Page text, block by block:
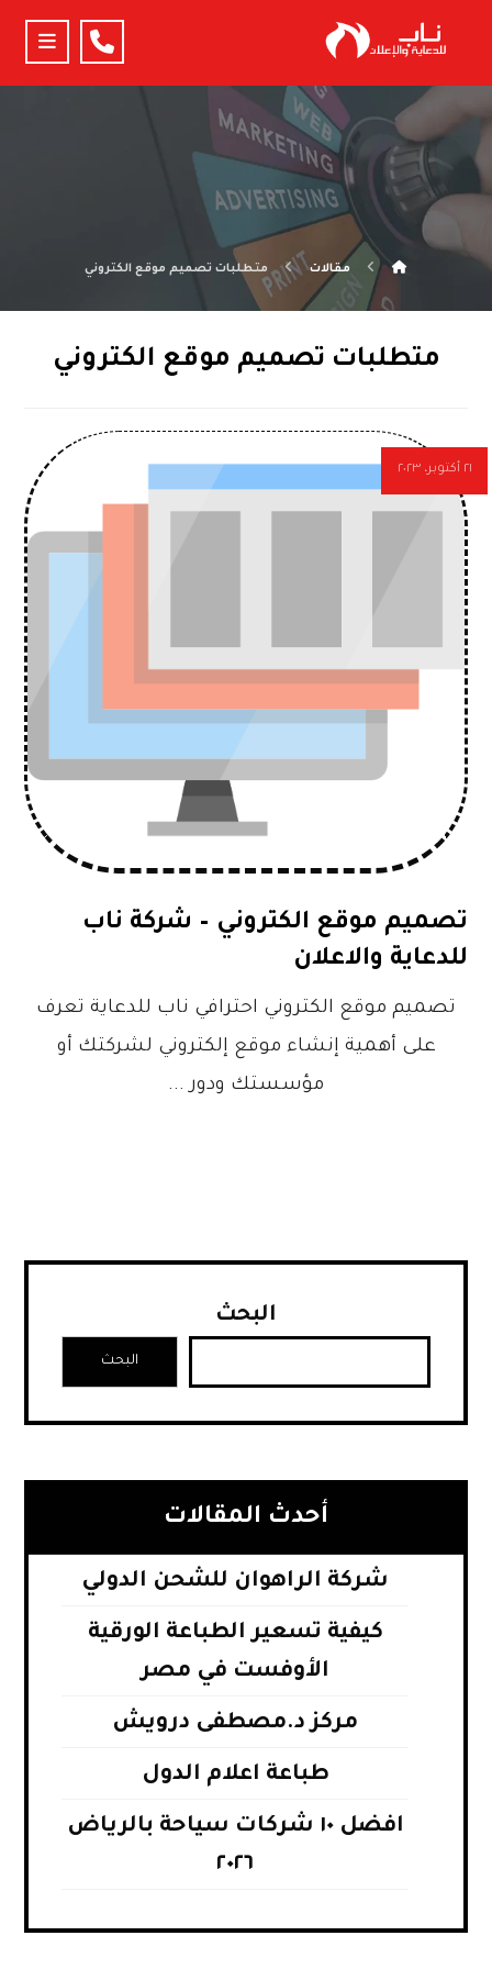
مقالات متطلبات تصميم موقع الكتروني
متطلبات تصميم موقع الكتروني
تصميم موقع الكتروني – شركة ناب
للدعاية والاعلان
٢١ أكتوبر، ٢٠٢٣
تصميم موقع الكتروني احترافي ناب للدعاية تعرف
على أهمية إنشاء موقع إلكتروني لشركتك أو
مؤسستك ودور ...
البحث
البحث
أحدث المقالات
شركة الراهوان للشحن الدولي
كيفية تسعير الطباعة الورقية
الأوفست في مصر
مركز د.مصطفى درويش
طباعة اعلام الدول
افضل ١٠ شركات سياحة بالرياض
٢٠٢٦